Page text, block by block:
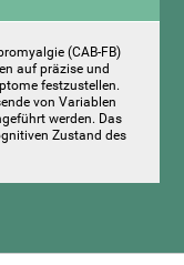
(CAB-FB)
auf präzise und
festzustellen.
von Variablen
werden. Das
Zustand des